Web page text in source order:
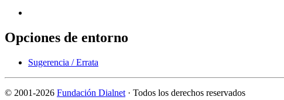
Opciones de entorno
Sugerencia / Errata
© 2001-2026 Fundación Dialnet · Todos los derechos reservados